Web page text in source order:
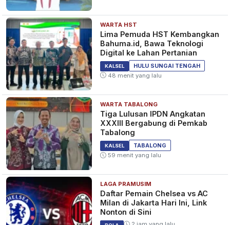
WARTA HST
Lima Pemuda HST Kembangkan
Bahuma.id, Bawa Teknologi
Digital ke Lahan Pertanian
KALSEL
HULU SUNGAI TENGAH
48 menit yang lalu
WARTA TABALONG
Tiga Lulusan IPDN Angkatan
XXXIII Bergabung di Pemkab
Tabalong
KALSEL
TABALONG
59 menit yang lalu
LAGA PRAMUSIM
Daftar Pemain Chelsea vs AC
Milan di Jakarta Hari Ini, Link
Nonton di Sini